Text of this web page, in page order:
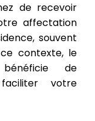
de recevoir
affectation
souvent
contexte, le
de
votre